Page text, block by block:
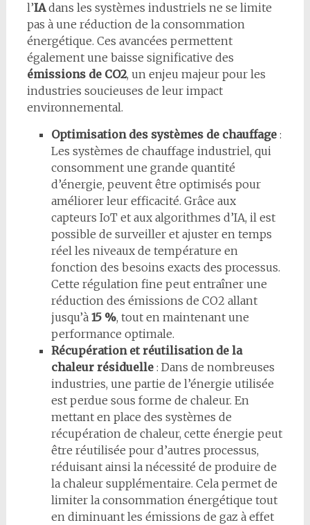
l’IAdans les systèmes industriels ne se limite
pas à une réduction de la consommation
énergétique. Ces avancées permettent
également une baisse significative des
émissions de CO2, un enjeu majeur pour les
industries soucieuses de leur impact
environnemental.
Optimisation des systèmes de chauffage:
Les systèmes de chauffage industriel, qui
consomment une grande quantité
d’énergie, peuvent être optimisés pour
améliorer leur efficacité. Grâce aux
capteurs IoT et aux algorithmes d’IA, il est
possible de surveiller et ajuster en temps
réel les niveaux de température en
fonction des besoins exacts des processus.
Cette régulation fine peut entraîner une
réduction des émissions de CO2 allant
jusqu’à 15 %, tout en maintenant une
performance optimale.
Récupération et réutilisation de la
chaleur résiduelle: Dans de nombreuses
industries, une partie de l’énergie utilisée
est perdue sous forme de chaleur. En
mettant en place des systèmes de
récupération de chaleur, cette énergie peut
être réutilisée pour d’autres processus,
réduisant ainsi la nécessité de produire de
la chaleur supplémentaire. Cela permet de
limiter la consommation énergétique tout
en diminuant les émissions de gaz à effet